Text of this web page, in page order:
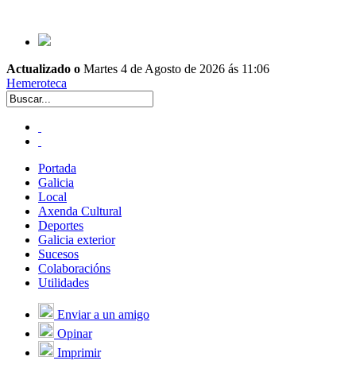
Actualizado o Martes 4 de Agosto de 2026 ás 11:06
Hemeroteca
Portada
Galicia
Local
Axenda Cultural
Deportes
Galicia exterior
Sucesos
Colaboracións
Utilidades
Enviar a un amigo
Opinar
Imprimir